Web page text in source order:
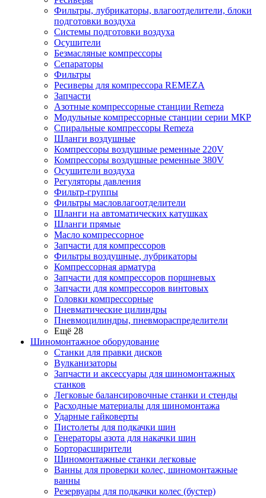
Фильтры, лубрикаторы, влагоотделители, блоки
подготовки воздуха
Системы подготовки воздуха
Осушители
Безмасляные компрессоры
Сепараторы
Фильтры
Ресиверы для компрессора REMEZA
Запчасти
Азотные компрессорные станции Remeza
Модульные компрессорные станции серии МКР
Спиральные компрессоры Remeza
Шланги воздушные
Компрессоры воздушные ременные 220V
Компрессоры воздушные ременные 380V
Осушители воздуха
Регуляторы давления
Фильтр-группы
Фильтры масловлагоотделители
Шланги на автоматических катушках
Шланги прямые
Масло компрессорное
Запчасти для компрессоров
Фильтры воздушные, лубрикаторы
Компрессорная арматура
Запчасти для компрессоров поршневых
Запчасти для компрессоров винтовых
Головки компрессорные
Пневматические цилиндры
Пневмоцилиндры, пневмораспределители
Ещё 28
Шиномонтажное оборудование
Станки для правки дисков
Вулканизаторы
Запчасти и аксессуары для шиномонтажных
станков
Легковые балансировочные станки и стенды
Расходные материалы для шиномонтажа
Ударные гайковерты
Пистолеты для подкачки шин
Генераторы азота для накачки шин
Борторасширители
Шиномонтажные станки легковые
Ванны для проверки колес, шиномонтажные
ванны
Резервуары для подкачки колес (бустер)